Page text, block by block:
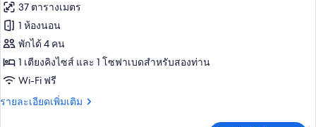
คิง
ไซส์
เตียง
ทั้งหมด
ของ
ห้อง
สวีท,
37 ตารางเมตร
1 ห้องนอน
พักได้ 4 คน
1 เตียงคิงไซส์ และ 1 โซฟาเบดสำหรับสองท่าน
Wi-Fi ฟรี
รายละเอียดเพิ่มเติม
ราย